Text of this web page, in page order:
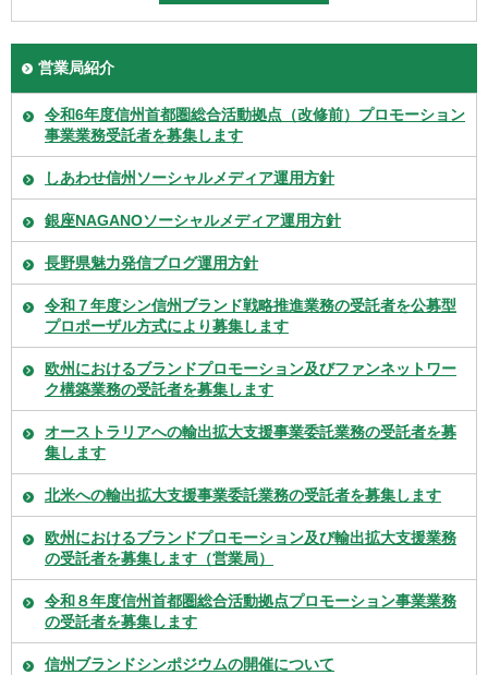
営業局紹介
令和6年度信州首都圏総合活動拠点（改修前）プロモーション
事業業務受託者を募集します
しあわせ信州ソーシャルメディア運用方針
銀座NAGANOソーシャルメディア運用方針
長野県魅力発信ブログ運用方針
令和７年度シン信州ブランド戦略推進業務の受託者を公募型
プロポーザル方式により募集します
欧州におけるブランドプロモーション及びファンネットワー
ク構築業務の受託者を募集します
オーストラリアへの輸出拡大支援事業委託業務の受託者を募
集します
北米への輸出拡大支援事業委託業務の受託者を募集します
欧州におけるブランドプロモーション及び輸出拡大支援業務
の受託者を募集します（営業局）
令和８年度信州首都圏総合活動拠点プロモーション事業業務
の受託者を募集します
信州ブランドシンポジウムの開催について